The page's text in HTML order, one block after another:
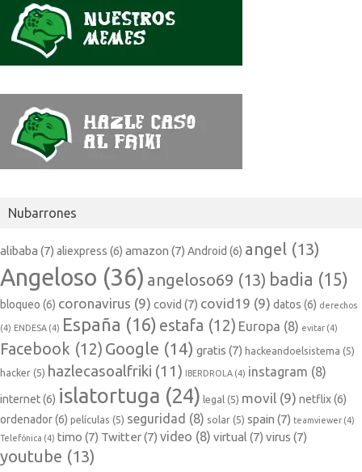
Nubarrones
alibaba (7) aliexpress (6) amazon (7) Android (6) angel (13)
Angeloso (36) angeloso69 (13) badia (15)
bloqueo (6) coronavirus (9) covid (7) covid19 (9) datos (6) derechos
(4) ENDESA (4) España (16) estafa (12) Europa (8) evitar (4)
Facebook (12) Google (14) gratis (7) hackeandoelsistema (5)
hacker (5) hazlecasoalfriki (11) IBERDROLA (4) instagram (8)
internet(6) islatortuga (24) legal (5) movil (9) netflix(6)
ordenador(6) películas (5) seguridad (8) solar (5) spain (7) teamviewer (4)
Telefónica (4) timo (7) Twitter(7) video (8) virtual (7) virus (7)
youtube (13)